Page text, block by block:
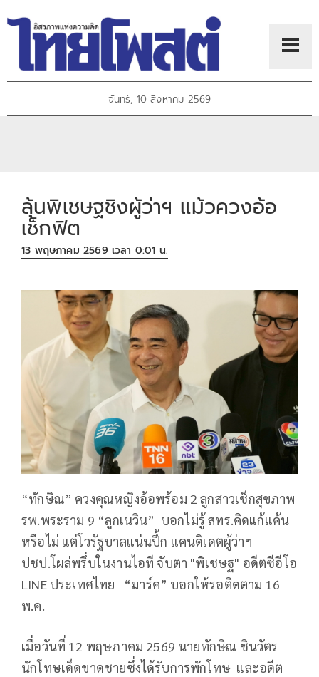
จันทร์, 10 สิงหาคม 2569
ลุ้นพิเชษฐชิงผู้ว่าฯ แม้วควงอ้อ
เช็กฟิต
13 พฤษภาคม 2569 เวลา 0:01 น.
“ทักษิณ” ควงคุณหญิงอ้อพร้อม 2 ลูกสาวเช็กสุขภาพ
รพ.พระราม 9 “ลูกเนวิน” บอกไม่รู้ สทร.คิดแก้แค้น
หรือไม่ แต่โวรัฐบาลแน่นปึ้ก แคนดิเดตผู้ว่าฯ
ปชป.โผล่พรึ่บในงานไอที จับตา "พิเชษฐ" อดีตซีอีโอ
LINE ประเทศไทย “มาร์ค” บอกให้รอติดตาม 16
พ.ค.
เมื่อวันที่ 12 พฤษภาคม 2569 นายทักษิณ ชินวัตร
นักโทษเด็ดขาดชายซึ่งได้รับการพักโทษ และอดีต